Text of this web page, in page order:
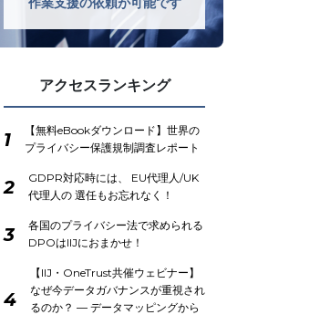
アクセスランキング
1
【無料eBookダウンロード】世界の
プライバシー保護規制調査レポート
2
GDPR対応時には、 EU代理人/UK
代理人の 選任もお忘れなく！
3
各国のプライバシー法で求められる
DPOはIIJにおまかせ！
4
【IIJ・OneTrust共催ウェビナー】
なぜ今データガバナンスが重視され
るのか？ ― データマッピングから